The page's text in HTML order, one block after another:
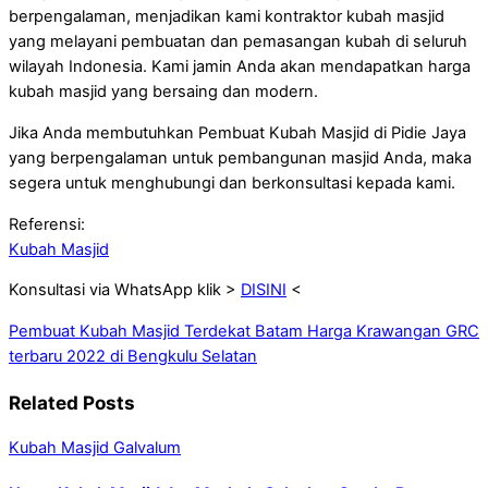
berpengalaman, menjadikan kami kontraktor kubah masjid
yang melayani pembuatan dan pemasangan kubah di seluruh
wilayah Indonesia. Kami jamin Anda akan mendapatkan harga
kubah masjid yang bersaing dan modern.
Jika Anda membutuhkan Pembuat Kubah Masjid di Pidie Jaya
yang berpengalaman untuk pembangunan masjid Anda, maka
segera untuk menghubungi dan berkonsultasi kepada kami.
Referensi:
Kubah Masjid
Konsultasi via WhatsApp klik > DISINI <
Pembuat Kubah Masjid Terdekat Batam Harga Krawangan GRC
terbaru 2022 di Bengkulu Selatan
Related Posts
Kubah Masjid Galvalum